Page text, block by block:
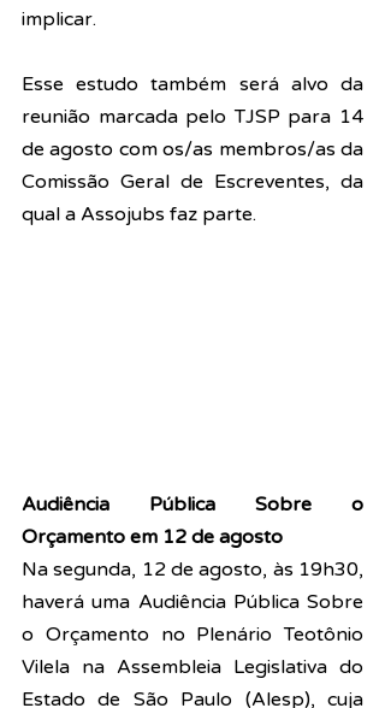
implicar.
Esse estudo também será alvo da
reunião marcada pelo TJSP para 14
de agosto com os/as membros/as da
Comissão Geral de Escreventes, da
qual a Assojubs faz parte.
Audiência Pública Sobre o
Orçamento em 12 de agosto
Na segunda, 12 de agosto, às 19h30,
haverá uma Audiência Pública Sobre
o Orçamento no Plenário Teotônio
Vilela na Assembleia Legislativa do
Estado de São Paulo (Alesp), cuja